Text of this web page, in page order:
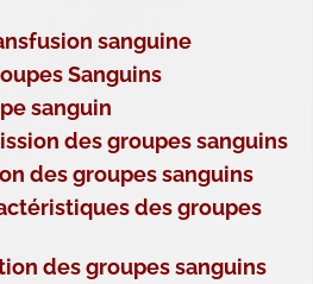
sanguine
Sanguins
sanguin
des groupes sanguins
des groupes sanguins
des groupes
des groupes sanguins